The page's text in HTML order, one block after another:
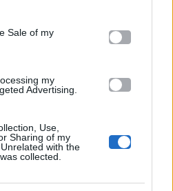
app uses one or more Google
store information including but
behaviour. You may click to
and its third-party tags to
Sale of my
my
Advertising.
Use,
Sharing of my
with the
collected.